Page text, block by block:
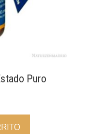
Puro